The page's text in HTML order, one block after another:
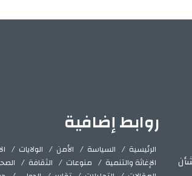
روابط إضافية
الرئيسية السياسة الأمن الولايات
الإغاثة والتنمية
منوعات الثقافة